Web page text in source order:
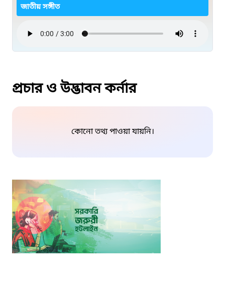
জাতীয় সঙ্গীত
প্রচার ও উদ্ভাবন কর্নার
কোনো তথ্য পাওয়া যায়নি।